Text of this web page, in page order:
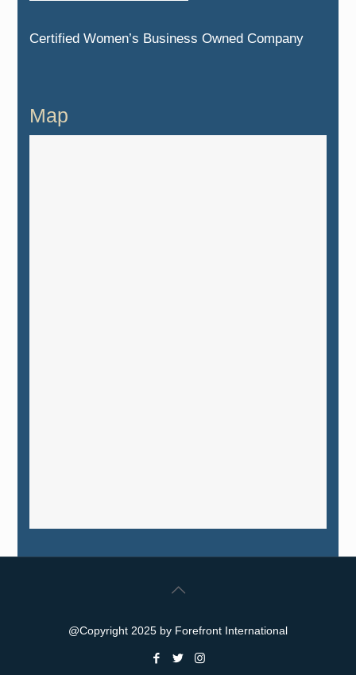
Certified Women’s Business Owned Company
Map
@Copyright 2025 by Forefront International